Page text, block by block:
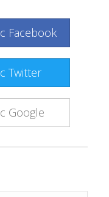
Facebook
Twitter
Google